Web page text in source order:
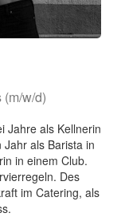
(m/w/d)
Jahre als Kellnerin
als Barista in
in einem Club.
Des
im Catering, als